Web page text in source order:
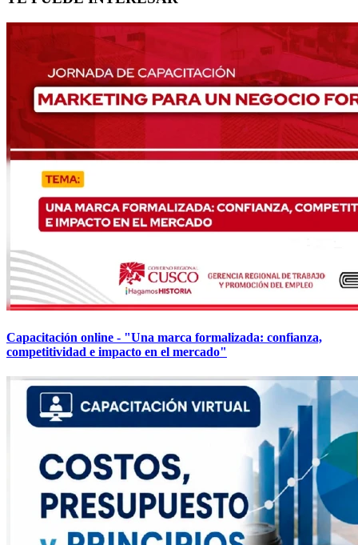
Capacitación online - "Una marca formalizada: confianza,
competitividad e impacto en el mercado"